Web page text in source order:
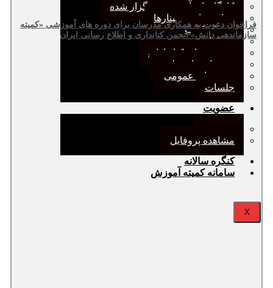
کارگاههای آموزشی برگزار شده
همایش‌ها و سمینارها
ژورنال کلاب
نقد کتاب
دورهمی‌های کتابدارانه
سخنرانی‌های علمی
مجمع‌های عمومی
جلسات
عضویت
مشاهده پروفایل
کنگره سالانه
سامانه کمیته آموزش
X
فراخوان دعوت به همکاری مدرسان برای دوره های آموزشی «کمیته
سازماندهی دانش» انجمن کتابداری و اطلاع رسانی ایران